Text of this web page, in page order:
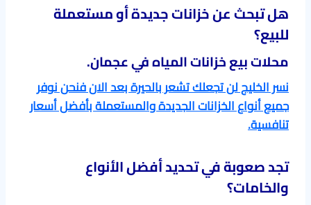
هل تبحث عن خزانات جديدة أو مستعملة
للبيع؟
محلات بيع خزانات المياه في عجمان.
نسر الخليج لن تجعلك تشعر بالحيرة بعد الان فنحن نوفر
جميع أنواع الخزانات الجديدة والمستعملة بأفضل أسعار
تنافسية.
تجد صعوبة في تحديد أفضل الأنواع
والخامات؟